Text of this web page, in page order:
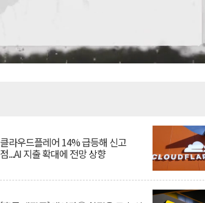
클라우드플레어 14% 급등해 신고
점...AI 지출 확대에 전망 상향